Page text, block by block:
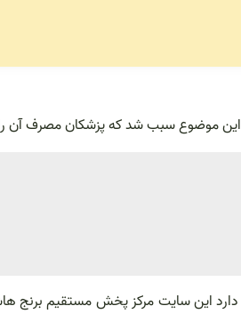
این موضوع سبب شد که پزشکان مصرف آن